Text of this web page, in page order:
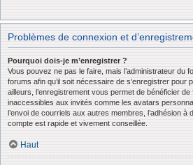
Problèmes de connexion et
Pourquoi dois-je m’enregistrer ?
Vous pouvez ne pas le faire, mais l’administrateur du
forums afin qu’il soit nécessaire de s’enregistrer pour
ailleurs, l’enregistrement vous permet de bénéficier
inaccessibles aux invités comme les avatars
l’envoi de courriels aux autres membres, l’adhésion à
compte est rapide et vivement conseillée.
Haut